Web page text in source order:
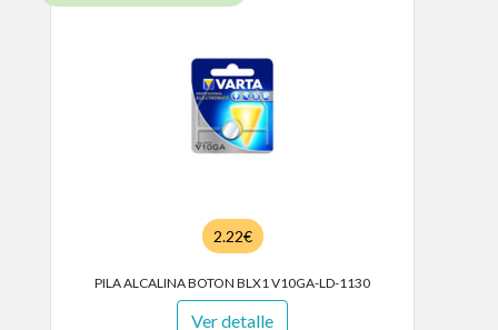
2.22€
PILA ALCALINA BOTON BLX1 V10GA-LD-1130
Ver detalle